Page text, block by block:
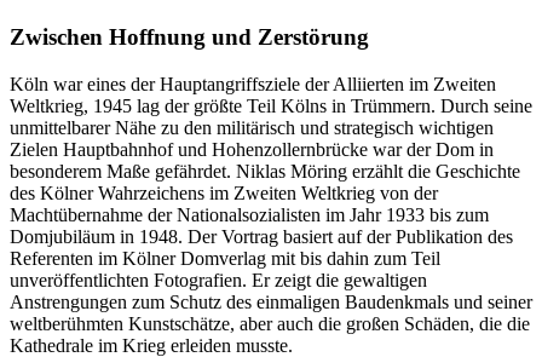
Zwischen Hoffnung und Zerstörung
Köln war eines der Hauptangriffsziele der Alliierten im Zweiten
Weltkrieg, 1945 lag der größte Teil Kölns in Trümmern. Durch seine
unmittelbarer Nähe zu den militärisch und strategisch wichtigen
Zielen Hauptbahnhof und Hohenzollernbrücke war der Dom in
besonderem Maße gefährdet. Niklas Möring erzählt die Geschichte
des Kölner Wahrzeichens im Zweiten Weltkrieg von der
Machtübernahme der Nationalsozialisten im Jahr 1933 bis zum
Domjubiläum in 1948. Der Vortrag basiert auf der Publikation des
Referenten im Kölner Domverlag mit bis dahin zum Teil
unveröffentlichten Fotografien. Er zeigt die gewaltigen
Anstrengungen zum Schutz des einmaligen Baudenkmals und seiner
weltberühmten Kunstschätze, aber auch die großen Schäden, die die
Kathedrale im Krieg erleiden musste.